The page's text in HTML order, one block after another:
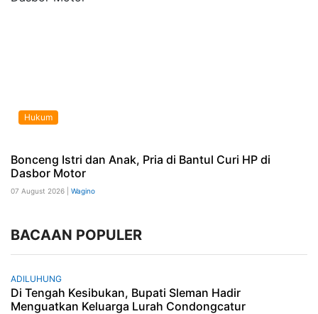
Hukum
Bonceng Istri dan Anak, Pria di Bantul Curi HP di
Dasbor Motor
07 August 2026 | Wagino
BACAAN POPULER
ADILUHUNG
Di Tengah Kesibukan, Bupati Sleman Hadir
Menguatkan Keluarga Lurah Condongcatur